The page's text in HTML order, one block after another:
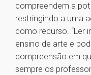
compreendem a
restringindo a uma
como recurso. “Ler
ensino de arte e
compreensão em
sempre os